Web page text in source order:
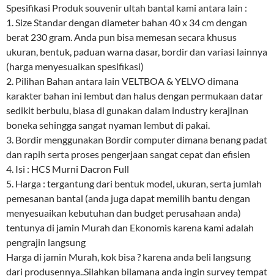
Spesifikasi Produk souvenir ultah bantal kami antara lain :
1. Size Standar dengan diameter bahan 40 x 34 cm dengan
berat 230 gram. Anda pun bisa memesan secara khusus
ukuran, bentuk, paduan warna dasar, bordir dan variasi lainnya
(harga menyesuaikan spesifikasi)
2. Pilihan Bahan antara lain VELTBOA & YELVO dimana
karakter bahan ini lembut dan halus dengan permukaan datar
sedikit berbulu, biasa di gunakan dalam industry kerajinan
boneka sehingga sangat nyaman lembut di pakai.
3. Bordir menggunakan Bordir computer dimana benang padat
dan rapih serta proses pengerjaan sangat cepat dan efisien
4. Isi : HCS Murni Dacron Full
5. Harga : tergantung dari bentuk model, ukuran, serta jumlah
pemesanan bantal (anda juga dapat memilih bantu dengan
menyesuaikan kebutuhan dan budget perusahaan anda)
tentunya di jamin Murah dan Ekonomis karena kami adalah
pengrajin langsung
Harga di jamin Murah, kok bisa ? karena anda beli langsung
dari produsennya..Silahkan bilamana anda ingin survey tempat